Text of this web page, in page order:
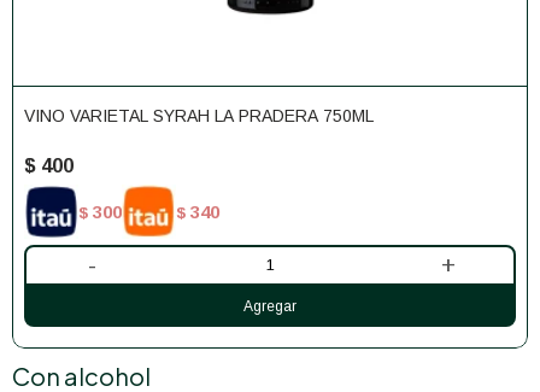
VINO VARIETAL SYRAH LA PRADERA 750ML
$ 400
$ 300 $ 340
- +
Con alcohol